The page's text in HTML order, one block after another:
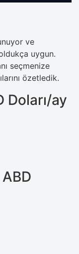
ve
uygun.
seçmenize
özetledik.
Doları/ay